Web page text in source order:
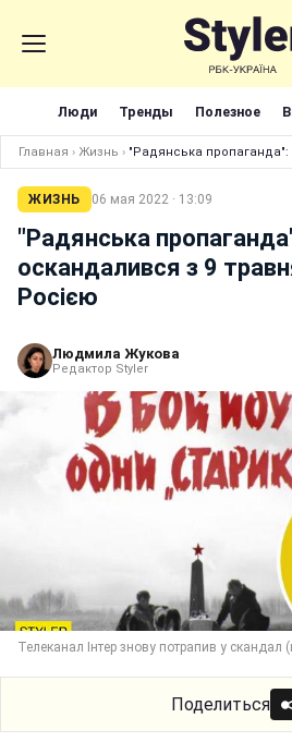
Люди Тренды Полезное
Главная › Жизнь › "Радянська пропаганда":
ЖИЗНЬ 06 мая 2022 · 13:09
"Радянська
оскандалився з 9
Росією
Людмила Жукова
Редактор Styler
Телеканал Інтер знову потрапив у скандал
Поделиться